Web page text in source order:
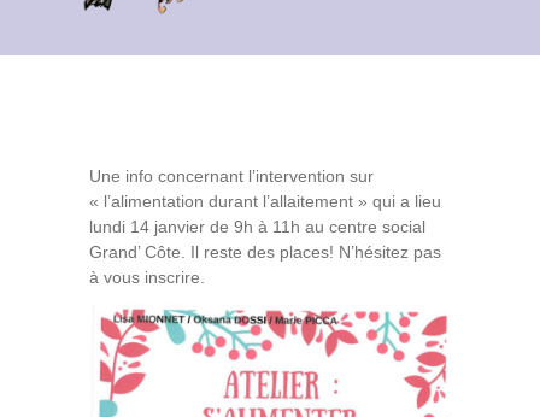
Contact
Une info concernant l’intervention sur
« l’alimentation durant l’allaitement » qui a lieu
lundi 14 janvier de 9h à 11h au centre social
Grand’ Côte. Il reste des places! N’hésitez pas
à vous inscrire.